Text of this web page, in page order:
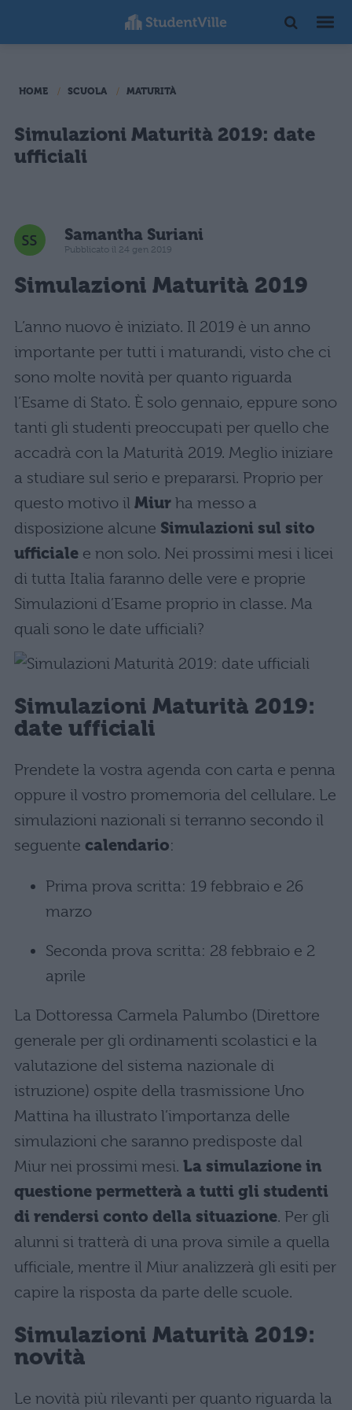
HOME SCUOLA MATURITÀ
Simulazioni Maturità 2019: date
ufficiali
Samantha Suriani
Pubblicato il 24 gen 2019
Simulazioni Maturità 2019
L’anno nuovo è iniziato. Il 2019 è un anno
importante per tutti i maturandi, visto che ci
sono molte novità per quanto riguarda
l’Esame di Stato. È solo gennaio, eppure sono
tanti gli studenti preoccupati per quello che
accadrà con la Maturità 2019. Meglio iniziare
a studiare sul serio e prepararsi. Proprio per
questo motivo il Miur ha messo a
disposizione alcune Simulazioni sul sito
ufficiale e non solo. Nei prossimi mesi i licei
di tutta Italia faranno delle vere e proprie
Simulazioni d’Esame proprio in classe. Ma
quali sono le date ufficiali?
Simulazioni Maturità 2019:
date ufficiali
Prendete la vostra agenda con carta e penna
oppure il vostro promemoria del cellulare. Le
simulazioni nazionali si terranno secondo il
seguente calendario:
Prima prova scritta: 19 febbraio e 26
marzo
Seconda prova scritta: 28 febbraio e 2
aprile
La Dottoressa Carmela Palumbo (Direttore
generale per gli ordinamenti scolastici e la
valutazione del sistema nazionale di
istruzione) ospite della trasmissione Uno
Mattina ha illustrato l’importanza delle
simulazioni che saranno predisposte dal
Miur nei prossimi mesi. La simulazione in
questione permetterà a tutti gli studenti
di rendersi conto della situazione. Per gli
alunni si tratterà di una prova simile a quella
ufficiale, mentre il Miur analizzerà gli esiti per
capire la risposta da parte delle scuole.
Simulazioni Maturità 2019:
novità
Le novità più rilevanti per quanto riguarda la